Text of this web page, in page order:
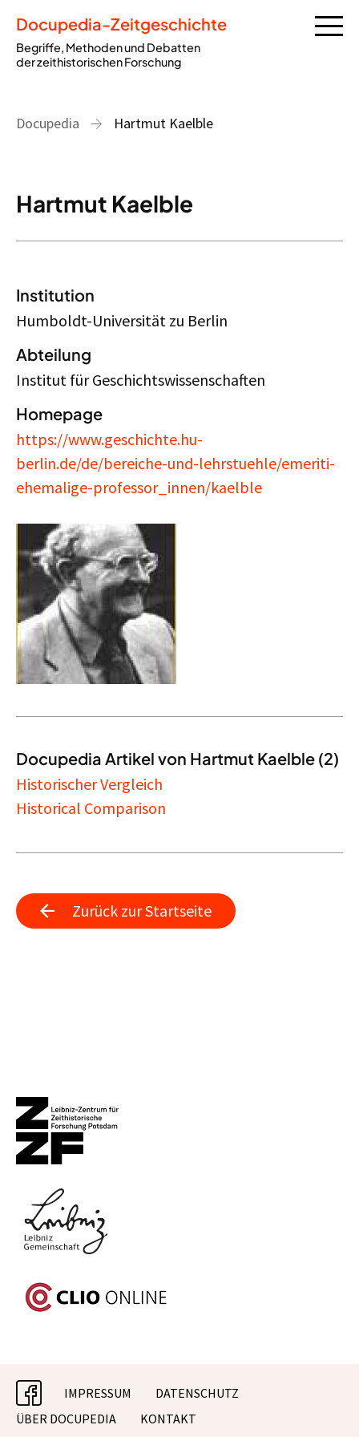
Docupedia-Zeitgeschichte
Begriffe, Methoden und Debatten
der zeithistorischen Forschung
Docupedia Hartmut Kaelble
Hartmut Kaelble
Institution
Humboldt-Universität zu Berlin
Abteilung
Institut für Geschichtswissenschaften
Homepage
https://www.geschichte.hu-
berlin.de/de/bereiche-und-lehrstuehle/emeriti-
ehemalige-professor_innen/kaelble
Docupedia Artikel von Hartmut Kaelble (2)
Historischer Vergleich
Historical Comparison
Zurück zur Startseite
facebookIMPRESSUM
DATENSCHUTZ
ÜBER DOCUPEDIA
KONTAKT